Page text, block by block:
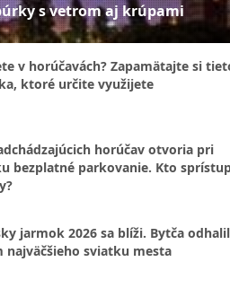
s vetrom aj krúpami
v horúčavách? Zapamätajte si
ktoré určite využijete
horúčav otvoria pri
bezplatné parkovanie. Kto
jarmok 2026 sa blíži. Bytča
najväčšieho sviatku mesta